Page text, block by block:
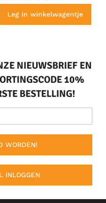
Leg in winkelwagentje
NIEUWSBRIEF EN
10%
BESTELLING!
WORDEN!
INLOGGEN